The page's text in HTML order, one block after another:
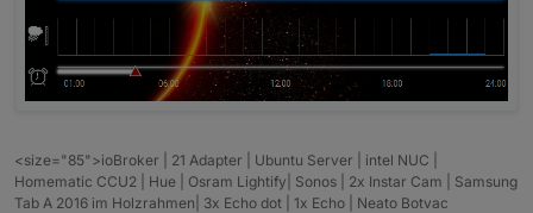
<size="85">ioBroker | 21 Adapter | Ubuntu Server | intel NUC |
Homematic CCU2 | Hue | Osram Lightify| Sonos | 2x Instar Cam | Samsung
Tab A 2016 im Holzrahmen| 3x Echo dot | 1x Echo | Neato Botvac